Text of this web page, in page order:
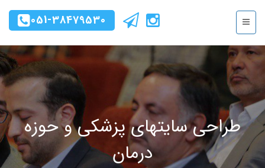
051-38479530
طراحی سایتهای پزشکی و حوزه
درمان